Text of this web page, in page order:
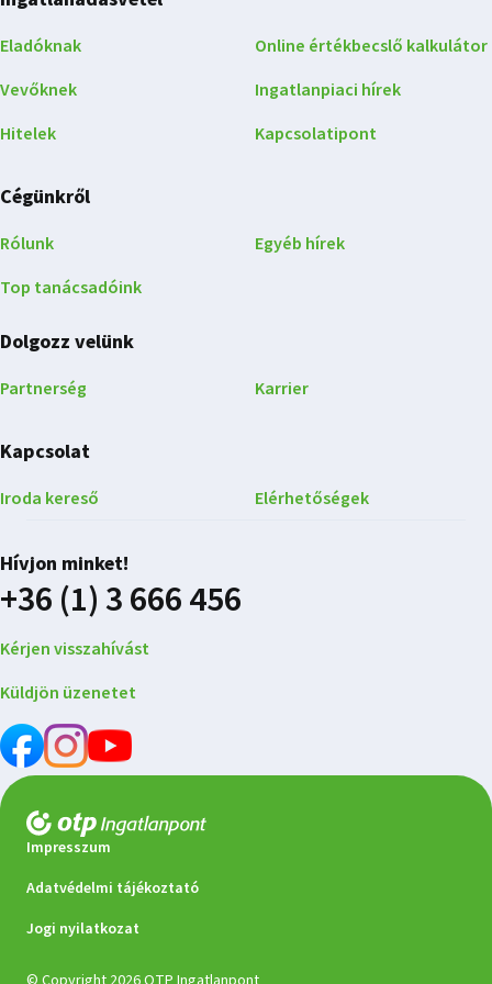
Eladóknak
Vevőknek
Hitelek
Online értékbecslő kalkulátor
Ingatlanpiaci hírek
Kapcsolatipont
Cégünkről
Rólunk
Top tanácsadóink
Egyéb hírek
Dolgozz velünk
Partnerség Karrier
Kapcsolat
Iroda kereső Elérhetőségek
Hívjon minket!
+36 (1) 3 666 456
Kérjen visszahívást
Küldjön üzenetet
Impresszum
Adatvédelmi tájékoztató
Jogi nyilatkozat